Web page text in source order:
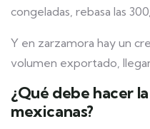
congeladas, rebasa las
Y en zarzamora hay un
volumen exportado,
¿Qué debe hacer
mexicanas?